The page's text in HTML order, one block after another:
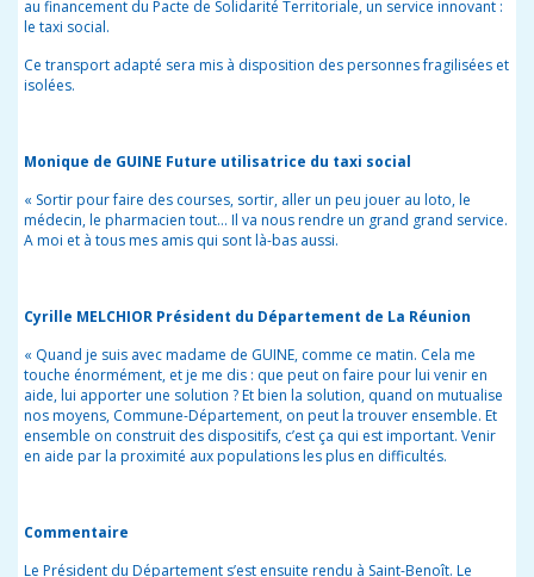
au financement du Pacte de Solidarité Territoriale, un service innovant :
le taxi social.
Ce transport adapté sera mis à disposition des personnes fragilisées et
isolées.
Monique de GUINE Future utilisatrice du taxi social
« Sortir pour faire des courses, sortir, aller un peu jouer au loto, le
médecin, le pharmacien tout… Il va nous rendre un grand grand service.
A moi et à tous mes amis qui sont là-bas aussi.
Cyrille MELCHIOR Président du Département de La Réunion
« Quand je suis avec madame de GUINE, comme ce matin. Cela me
touche énormément, et je me dis : que peut on faire pour lui venir en
aide, lui apporter une solution ? Et bien la solution, quand on mutualise
nos moyens, Commune-Département, on peut la trouver ensemble. Et
ensemble on construit des dispositifs, c’est ça qui est important. Venir
en aide par la proximité aux populations les plus en difficultés.
Commentaire
Le Président du Département s’est ensuite rendu à Saint-Benoît. Le